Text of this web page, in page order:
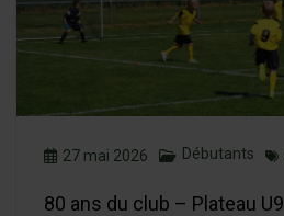
27 mai 2026 Débutants
80 ans du club – Plateau U9